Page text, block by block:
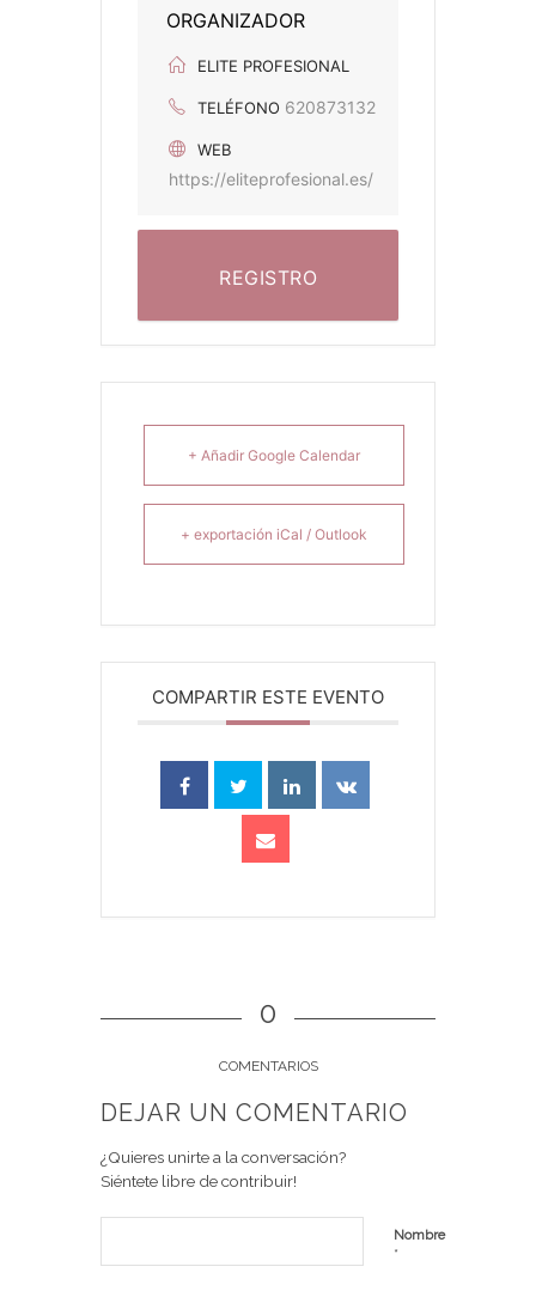
ORGANIZADOR
ELITE PROFESIONAL
TELÉFONO 620873132
WEB
https://eliteprofesional.es/
REGISTRO
+ Añadir Google Calendar
+ exportación iCal / Outlook
COMPARTIR ESTE EVENTO
0
COMENTARIOS
DEJAR UN COMENTARIO
¿Quieres unirte a la conversación?
Siéntete libre de contribuir!
Nombre
*